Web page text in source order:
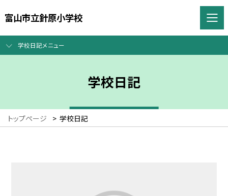
富山市立針原小学校
学校日記メニュー
学校日記
トップページ > 学校日記